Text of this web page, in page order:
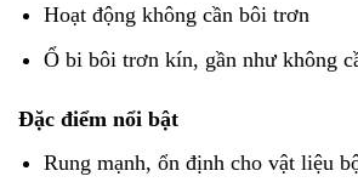
Hoạt động không cần bôi trơn
Ổ bi bôi trơn kín, gần như không
Đặc điểm nổi bật
Rung mạnh, ổn định cho vật liệu